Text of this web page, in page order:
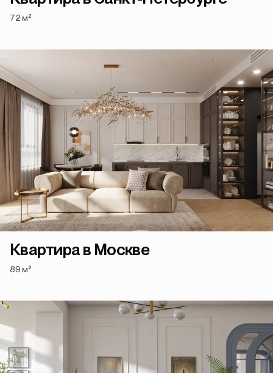
72 м²
Квартира в Москве
89 м²